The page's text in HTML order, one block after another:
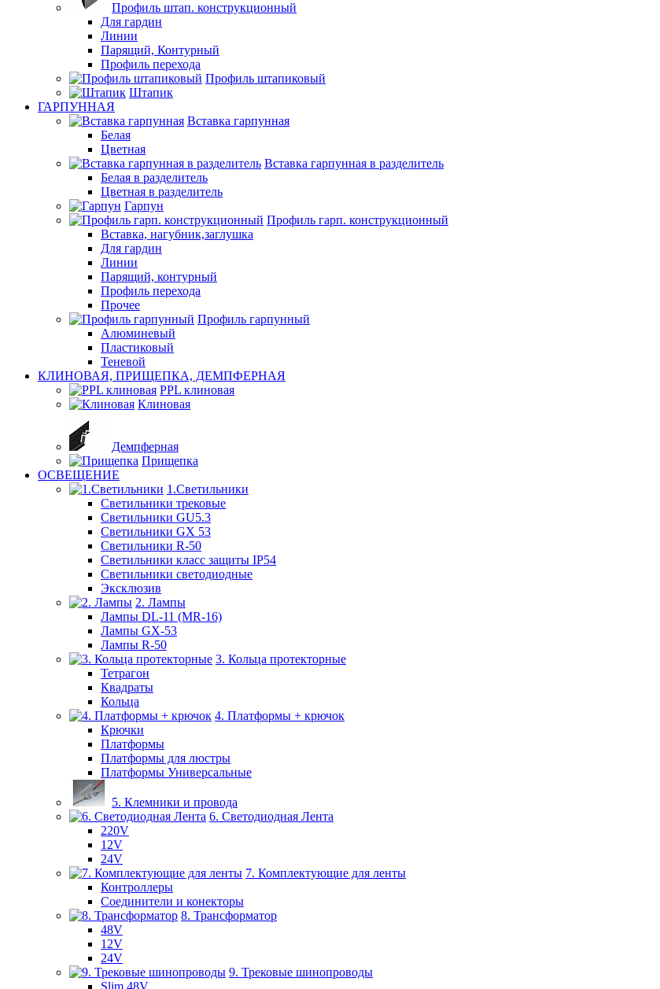
Профиль штап. конструкционный
Для гардин
Линии
Парящий, Контурный
Профиль перехода
Профиль штапиковый
Штапик
ГАРПУННАЯ
Вставка гарпунная
Белая
Цветная
Вставка гарпунная в разделитель
Белая в разделитель
Цветная в разделитель
Гарпун
Профиль гарп. конструкционный
Вставка, нагубник,заглушка
Для гардин
Линии
Парящий, контурный
Профиль перехода
Прочее
Профиль гарпунный
Алюминевый
Пластиковый
Теневой
КЛИНОВАЯ, ПРИЩЕПКА, ДЕМПФЕРНАЯ
PPL клиновая
Клиновая
Демпферная
Прищепка
ОСВЕЩЕНИЕ
1.Светильники
Светильники трековые
Светильники GU5.3
Светильники GX 53
Светильники R-50
Светильники класс защиты IP54
Светильники светодиодные
Эксклюзив
2. Лампы
Лампы DL-11 (MR-16)
Лампы GX-53
Лампы R-50
3. Кольца протекторные
Тетрагон
Квадраты
Кольца
4. Платформы + крючок
Крючки
Платформы
Платформы для люстры
Платформы Универсальные
5. Клемники и провода
6. Светодиодная Лента
220V
12V
24V
7. Комплектующие для ленты
Контроллеры
Соединители и конекторы
8. Трансформатор
48V
12V
24V
9. Трековые шинопроводы
Slim 48V